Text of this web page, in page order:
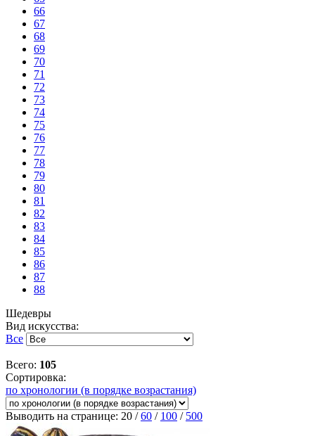
66
67
68
69
70
71
72
73
74
75
76
77
78
79
80
81
82
83
84
85
86
87
88
Шедевры
Вид искусства:
Все
Всего: 105
Сортировка:
по хронологии (в порядке возрастания)
Выводить на странице: 20 /60 / 100 / 500